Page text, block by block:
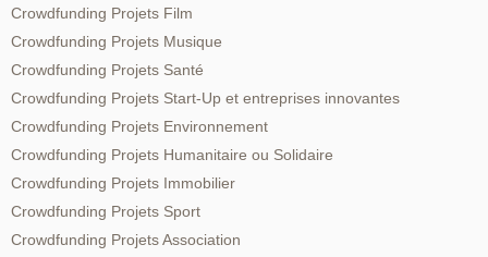
Crowdfunding Projets Film
Crowdfunding Projets Musique
Crowdfunding Projets Santé
Crowdfunding Projets Start-Up et entreprises innovantes
Crowdfunding Projets Environnement
Crowdfunding Projets Humanitaire ou Solidaire
Crowdfunding Projets Immobilier
Crowdfunding Projets Sport
Crowdfunding Projets Association